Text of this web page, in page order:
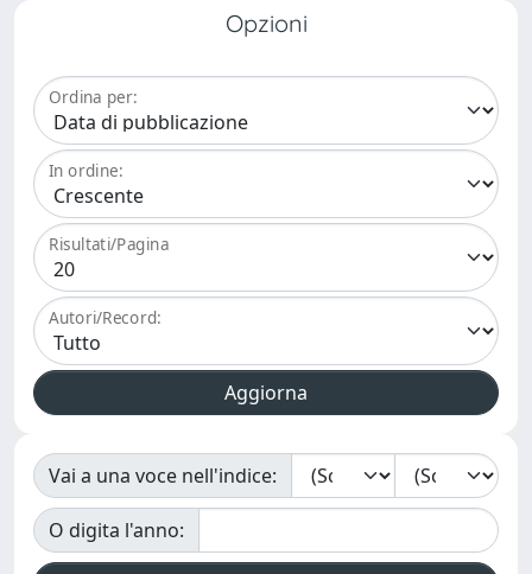
Opzioni
Ordina per:
In ordine:
Risultati/Pagina
Autori/Record:
Vai a una voce nell'indice:
O digita l'anno: